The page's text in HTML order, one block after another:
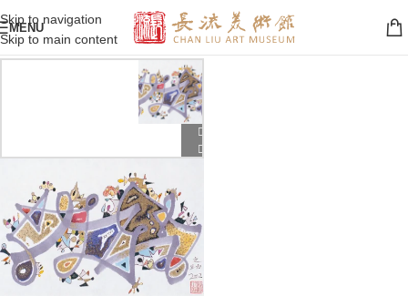
Skip to navigation
Skip to main content
MENU